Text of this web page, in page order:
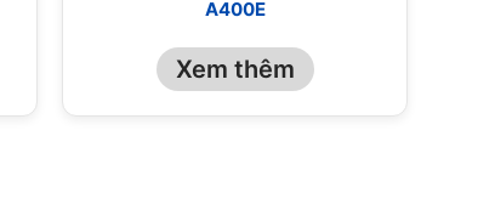
A400E
Xem thêm